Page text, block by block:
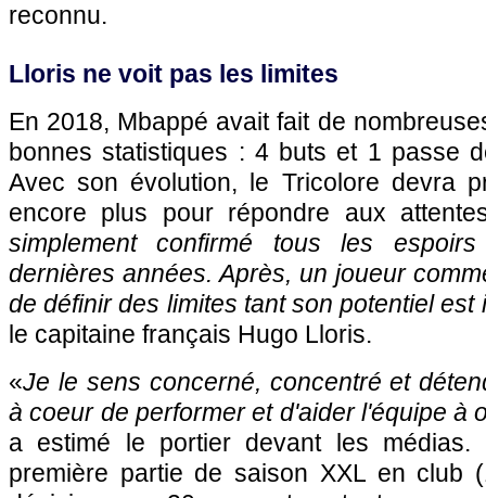
reconnu.
Lloris ne voit pas les limites
En 2018, Mbappé avait fait de
bonnes statistiques : 4 buts et 1 passe
Avec son évolution, le Tricolore devra
encore plus pour répondre aux
simplement confirmé tous les
dernières années. Après, un joueur
de définir des limites tant son potentiel est
le capitaine français Hugo Lloris.
«Je le sens concerné, concentré et
à coeur de performer et d'aider l'équipe à
a estimé le portier devant les médias.
première partie de saison XXL en club